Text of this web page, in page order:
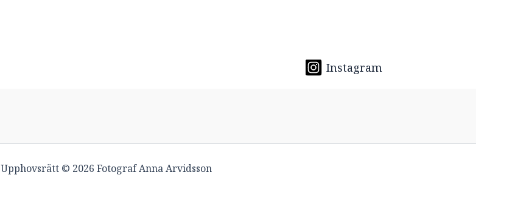
Instagram
Upphovsrätt © 2026 Fotograf Anna Arvidsson